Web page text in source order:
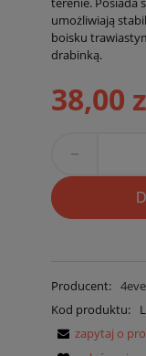
umożliwiają
boisku
drabinką.
38,00
remove
D
Producent:
Kod produktu:
zapytaj o